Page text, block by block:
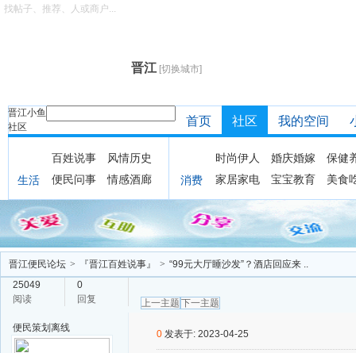
晋江 [切换城市]
晋江小鱼
社区
找帖子、推荐、人或商户...
首页 社区 我的空间
生活
百姓说事
风情历史
便民问事
情感酒廊 消费
时尚伊人 婚庆婚嫁
保健
家居家电
宝宝教育 美食
晋江便民论坛 > 『晋江百姓说事』 > “99元大厅睡沙发”？酒店回应来 ..
25049
阅读
0
回复
上一主题 下一主题
便民策划 离线
0 发表于: 2023-04-25